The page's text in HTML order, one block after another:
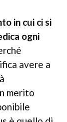
in cui ci si
ogni
avere a
merito